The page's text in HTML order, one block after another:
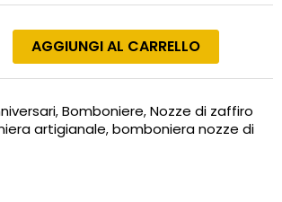
AGGIUNGI AL CARRELLO
, Bomboniere, Nozze di zaffiro
artigianale, bomboniera nozze di